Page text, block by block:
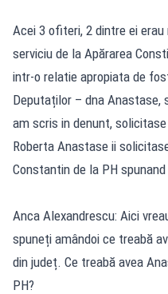
Acei 3 ofiteri, 2 dintre ei
serviciu de la Apărarea
intr-o relatie apropiata de
Deputaților – dna Anastase,
am scris in denunt,
Roberta Anastase ii
Constantin de la PH
Anca Alexandrescu: Aici
spuneți amândoi ce treabă
din județ. Ce treabă avea
PH?